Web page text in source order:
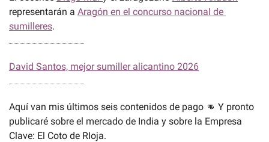
representarán a Aragón en el concurso nacional de
sumilleres.
David Santos, mejor sumiller alicantino 2026
Aquí van mis últimos seis contenidos de pago 👊 Y pronto
publicaré sobre el mercado de India y sobre la Empresa
Clave: El Coto de RIoja.